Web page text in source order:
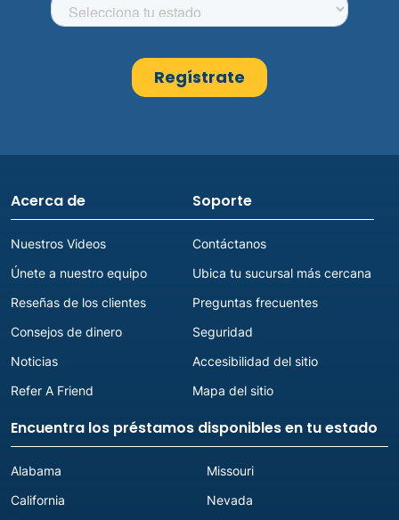
Acerca de
Nuestros Videos
Únete a nuestro equipo
Reseñas de los clientes
Consejos de dinero
Noticias
Refer A Friend
Soporte
Contáctanos
Ubica tu sucursal más cercana
Preguntas frecuentes
Seguridad
Accesibilidad del sitio
Mapa del sitio
Encuentra los préstamos disponibles en tu estado
Alabama
California
Missouri
Nevada